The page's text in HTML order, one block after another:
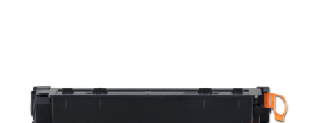
hviezdičiek.